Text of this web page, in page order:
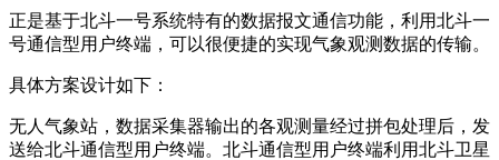
正是基于北斗一号系统特有的数据报文通信功能，利用北斗一
号通信型用户终端，可以很便捷的实现气象观测数据的传输。
具体方案设计如下：
无人气象站，数据采集器输出的各观测量经过拼包处理后，发
送给北斗通信型用户终端。北斗通信型用户终端利用北斗卫星